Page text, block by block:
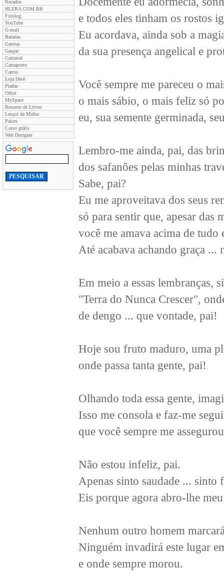
Recados
HLERA.COM.BR
Fotolog
YouTube
G-mail
Baladas
Garotas
Gaspar
Carnaval
Carnaporto
Carros
Loja Decé
Piadas
Orkut
MySpace
Resumo de Livros
Lençol de Malha
Países
Curso grátis
Web Designer
e todos eles tinham os rostos
Eu acordava, ainda sob a
da sua presença angelical e
Você sempre me pareceu o
o mais sábio, o mais feliz só
eu, sua semente germinada,
Lembro-me ainda, pai, das
dos safanões pelas minhas
Sabe, pai?
Eu me aproveitava dos seus
só para sentir que, apesar das
você me amava acima de tudo
Até acabava achando graça ...
Em meio a essas lembranças,
"Terra do Nunca Crescer",
de dengo ... que vontade, pai!
Hoje sou fruto maduro, uma
onde passa tanta gente, pai!
Olhando toda essa gente,
Isso me consola e faz-me
que você sempre me
Não estou infeliz, pai.
Apenas sinto saudade ... sinto
Eis porque agora abro-lhe
Nenhum outro homem
Ninguém invadirá este lugar
e onde sempre morou.